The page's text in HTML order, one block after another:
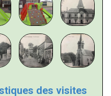
des visites